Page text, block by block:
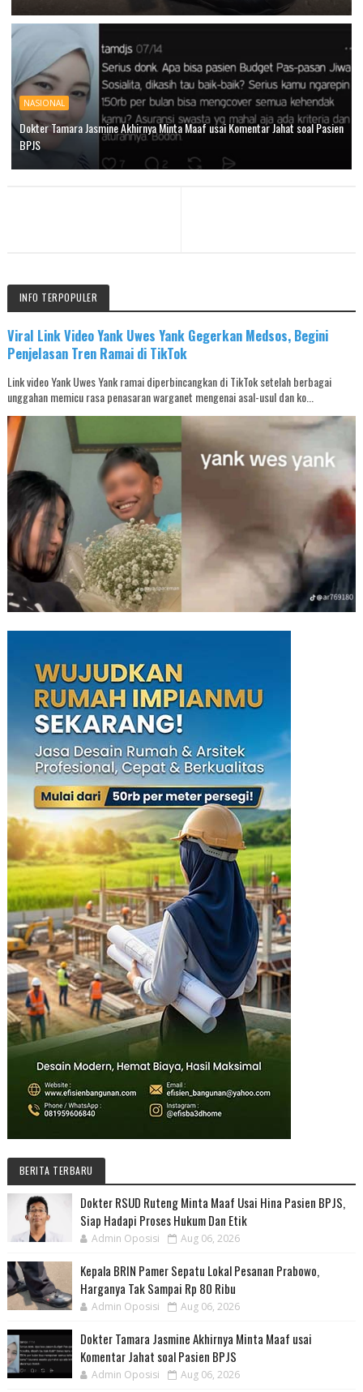
NASIONAL
Dokter Tamara Jasmine Akhirnya Minta Maaf usai Komentar Jahat soal Pasien
BPJS
INFO TERPOPULER
Viral Link Video Yank Uwes Yank Gegerkan Medsos, Begini
Penjelasan Tren Ramai di TikTok
Link video Yank Uwes Yank ramai diperbincangkan di TikTok setelah berbagai
unggahan memicu rasa penasaran warganet mengenai asal-usul dan ko...
BERITA TERBARU
Dokter RSUD Ruteng Minta Maaf Usai Hina Pasien BPJS,
Siap Hadapi Proses Hukum Dan Etik
Admin Oposisi Aug 06, 2026
Kepala BRIN Pamer Sepatu Lokal Pesanan Prabowo,
Harganya Tak Sampai Rp 80 Ribu
Admin Oposisi Aug 06, 2026
Dokter Tamara Jasmine Akhirnya Minta Maaf usai
Komentar Jahat soal Pasien BPJS
Admin Oposisi Aug 06, 2026